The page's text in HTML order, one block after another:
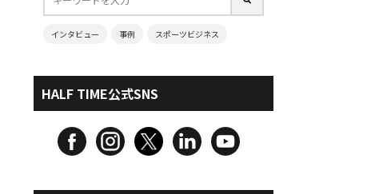
インタビュー 事例 スポーツビジネス
HALF TIME公式SNS